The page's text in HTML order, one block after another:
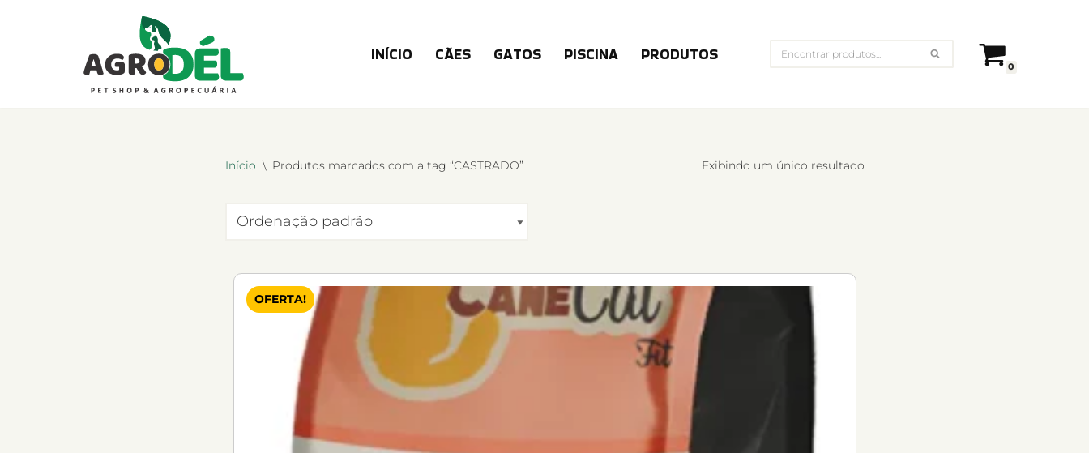
INÍCIO CÃES GATOS PISCINA PRODUTOS
0
Início \ Produtos marcados com a tag “CASTRADO” Exibindo um único resultado
OFERTA!